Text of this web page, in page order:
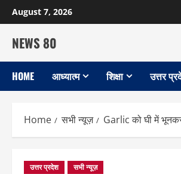
Skip
to
content
August 7, 2026
NEWS 80
HOME आध्यात्म शिक्षा उत्तर
Home सभी न्यूज़ Garlic को घी में
उत्तर प्रदेश सभी न्यूज़